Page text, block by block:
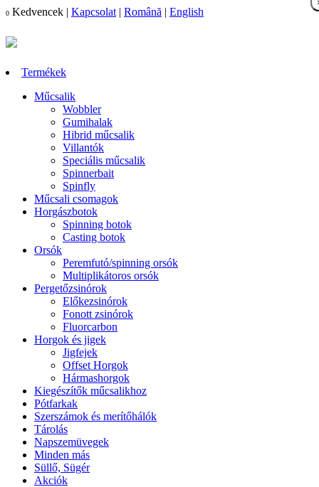
0 Kedvencek | Kapcsolat | Română | English
Termékek
Műcsalik
Wobbler
Gumihalak
Hibrid műcsalik
Villantók
Speciális műcsalik
Spinnerbait
Spinfly
Műcsali csomagok
Horgászbotok
Spinning botok
Casting botok
Orsók
Peremfutó/spinning orsók
Multiplikátoros orsók
Pergetőzsinórok
Előkezsinórok
Fonott zsinórok
Fluorcarbon
Horgok és jigek
Jigfejek
Offset Horgok
Hármashorgok
Kiegészítők műcsalikhoz
Pótfarkak
Szerszámok és merítőhálók
Tárolás
Napszemüvegek
Minden más
Süllő, Sügér
Akciók